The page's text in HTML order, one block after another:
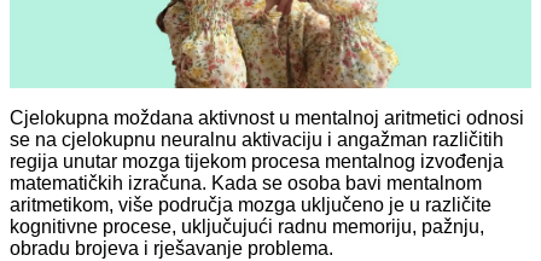
Cjelokupna moždana aktivnost u mentalnoj aritmetici odnosi
se na cjelokupnu neuralnu aktivaciju i angažman različitih
regija unutar mozga tijekom procesa mentalnog izvođenja
matematičkih izračuna. Kada se osoba bavi mentalnom
aritmetikom, više područja mozga uključeno je u različite
kognitivne procese, uključujući radnu memoriju, pažnju,
obradu brojeva i rješavanje problema.